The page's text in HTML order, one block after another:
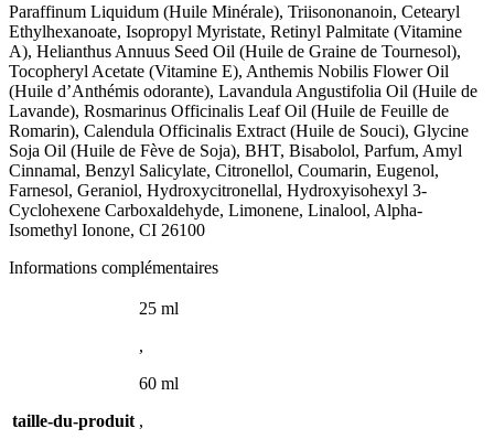
Paraffinum Liquidum (Huile Minérale), Triisononanoin, Cetearyl
Ethylhexanoate, Isopropyl Myristate, Retinyl Palmitate (Vitamine
A), Helianthus Annuus Seed Oil (Huile de Graine de Tournesol),
Tocopheryl Acetate (Vitamine E), Anthemis Nobilis Flower Oil
(Huile d’Anthémis odorante), Lavandula Angustifolia Oil (Huile de
Lavande), Rosmarinus Officinalis Leaf Oil (Huile de Feuille de
Romarin), Calendula Officinalis Extract (Huile de Souci), Glycine
Soja Oil (Huile de Fève de Soja), BHT, Bisabolol, Parfum, Amyl
Cinnamal, Benzyl Salicylate, Citronellol, Coumarin, Eugenol,
Farnesol, Geraniol, Hydroxycitronellal, Hydroxyisohexyl 3-
Cyclohexene Carboxaldehyde, Limonene, Linalool, Alpha-
Isomethyl Ionone, CI 26100
Informations complémentaires
taille-du-produit
25 ml
,
60 ml
,